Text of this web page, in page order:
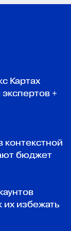
Картах
+
контекстной
бюджет
их избежать